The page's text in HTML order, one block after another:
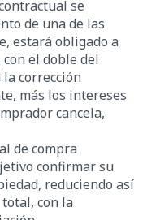
se
de una de las
estará obligado a
el doble del
corrección
más los intereses
cancela,
de compra
confirmar su
reduciendo así
con la